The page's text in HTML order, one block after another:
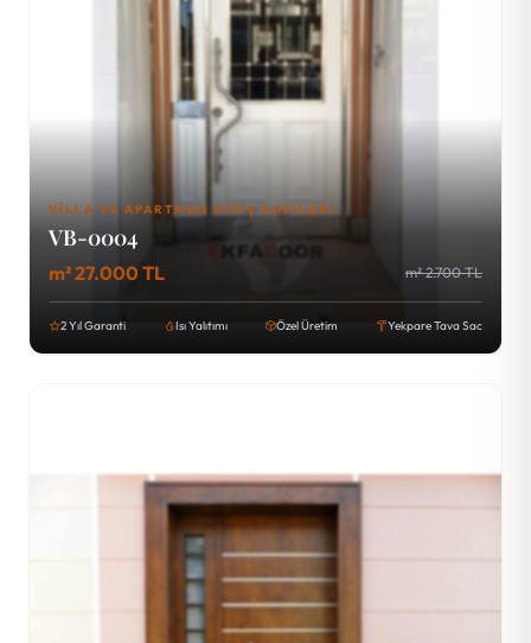
VILLA VE APARTMAN GIRIŞ KAPILARI
VB-0004
m² 27.000 TL m² 2.700 TL
2 Yıl Garanti Isı Yalıtımı Özel Üretim Yekpare Tava Sac